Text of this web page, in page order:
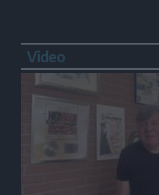
Video